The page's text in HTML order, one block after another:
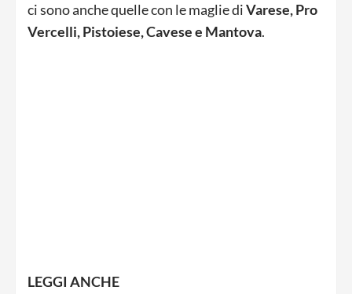
ci sono anche quelle con le maglie diVarese, Pro
Vercelli, Pistoiese, Cavese e Mantova.
LEGGI ANCHE